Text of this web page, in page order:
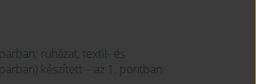
ruházat, textil- és
készített – az 1. pontban